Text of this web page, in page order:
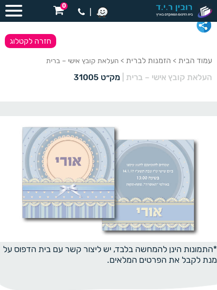
0
עמוד הבית > הזמנות לברית > העלאת קובץ אישי – ברית
העלאת קובץ אישי – ברית מק״ט 31005
חזרה לקטלוג
*התמונות הינן להמחשה בלבד, יש ליצור קשר עם בית הדפוס על
מנת לקבל את הפרטים המלאים.